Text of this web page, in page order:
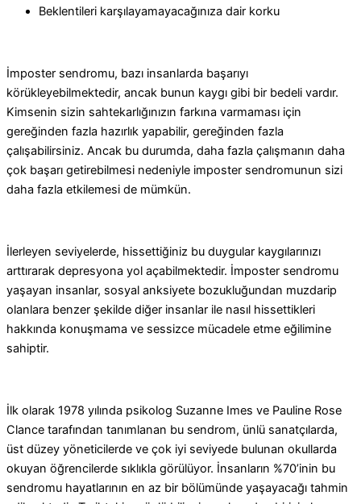
Beklentileri karşılayamayacağınıza dair korku
İmposter sendromu, bazı insanlarda başarıyı
körükleyebilmektedir, ancak bunun kaygı gibi bir bedeli vardır.
Kimsenin sizin sahtekarlığınızın farkına varmaması için
gereğinden fazla hazırlık yapabilir, gereğinden fazla
çalışabilirsiniz. Ancak bu durumda, daha fazla çalışmanın daha
çok başarı getirebilmesi nedeniyle imposter sendromunun sizi
daha fazla etkilemesi de mümkün.
İlerleyen seviyelerde, hissettiğiniz bu duygular kaygılarınızı
arttırarak depresyona yol açabilmektedir. İmposter sendromu
yaşayan insanlar, sosyal anksiyete bozukluğundan muzdarip
olanlara benzer şekilde diğer insanlar ile nasıl hissettikleri
hakkında konuşmama ve sessizce mücadele etme eğilimine
sahiptir.
İlk olarak 1978 yılında psikolog Suzanne Imes ve Pauline Rose
Clance tarafından tanımlanan bu sendrom, ünlü sanatçılarda,
üst düzey yöneticilerde ve çok iyi seviyede bulunan okullarda
okuyan öğrencilerde sıklıkla görülüyor. İnsanların %70’inin bu
sendromu hayatlarının en az bir bölümünde yaşayacağı tahmin